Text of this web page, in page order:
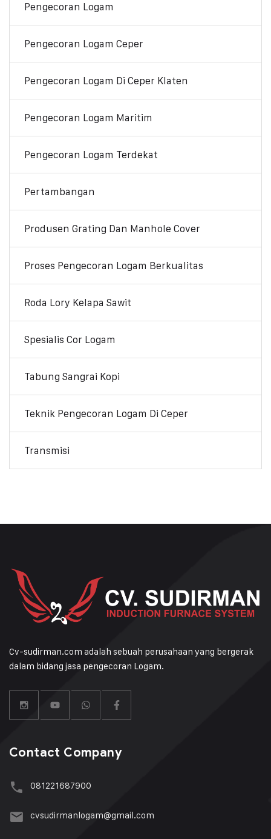
Pengecoran Logam
Pengecoran Logam Ceper
Pengecoran Logam Di Ceper Klaten
Pengecoran Logam Maritim
Pengecoran Logam Terdekat
Pertambangan
Produsen Grating Dan Manhole Cover
Proses Pengecoran Logam Berkualitas
Roda Lory Kelapa Sawit
Spesialis Cor Logam
Tabung Sangrai Kopi
Teknik Pengecoran Logam Di Ceper
Transmisi
Cv-sudirman.com adalah sebuah perusahaan yang bergerak
dalam bidang jasa pengecoran Logam.
Contact Company
081221687900
cvsudirmanlogam@gmail.com